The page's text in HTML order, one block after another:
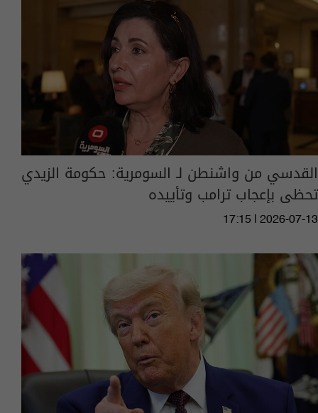
القدسي من واشنطن لـ السومرية: حكومة الزيدي
تحظى بإعجاب ترامب وتأييده
17:15 | 2026-07-13